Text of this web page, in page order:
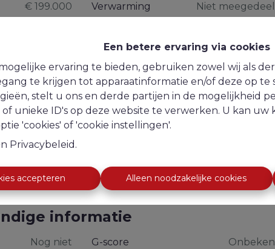
Een betere ervaring via cookies
ervaring te bieden, gebruiken zowel wij als
te krijgen tot apparaatinformatie en/of deze op te
stelt u ons en derde partijen in de mogelijkheid
unieke ID's op deze website te verwerken. U kan uw
'cookies' of 'cookie instellingen'.
Privacybeleid .
accepteren Alleen noodzakelijke cookies
€ 199.000 Verwarming Niet
meegedeeld
informatie
Nog niet
G-score